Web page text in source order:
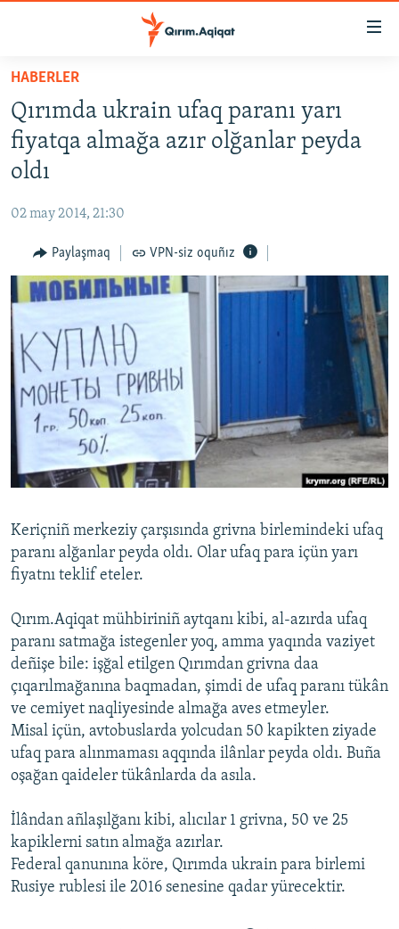
Esas
qaytmaq
Baş
navigatsiyağa
qaytmaq
Qıdıruvğa
qaytmaq
HABERLER
SİYASET
İQTİSADİYAT
MEDENİYET
İNSAN AQLARI
VİDEO
BLOGLAR
FİKİR
Русский
Українською
HABERLER
Qırımda ukrain ufaq paranı yarı
fiyatqa almağa azır olğanlar peyda
oldı
02 may 2014, 21:30
Paylaşmaq VPN-siz oquñız
Keriçniñ merkeziy çarşısında grivna birlemindeki ufaq
paranı alğanlar peyda oldı. Olar ufaq para içün yarı
fiyatnı teklif eteler.
Qırım.Aqiqat mühbiriniñ aytqanı kibi, al-azırda ufaq
paranı satmağa istegenler yoq, amma yaqında vaziyet
deñişe bile: işğal etilgen Qırımdan grivna daa
çıqarılmağanına baqmadan, şimdi de ufaq paranı tükân
ve cemiyet naqliyesinde almağa aves etmeyler.
Misal içün, avtobuslarda yolcudan 50 kapikten ziyade
ufaq para alınmaması aqqında ilânlar peyda oldı. Buña
oşağan qaideler tükânlarda da asıla.
İlândan añlaşılğanı kibi, alıcılar 1 grivna, 50 ve 25
kapiklerni satın almağa azırlar.
Federal qanunına köre, Qırımda ukrain para birlemi
Rusiye rublesi ile 2016 senesine qadar yürecektir.